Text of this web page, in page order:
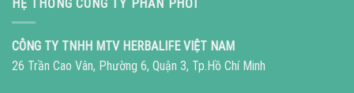
HỆ THỐNG CÔNG TY PHÂN PHỐI
CÔNG TY TNHH MTV HERBALIFE VIỆT NAM
26 Trần Cao Vân, Phường 6, Quận 3, Tp.Hồ Chí Minh